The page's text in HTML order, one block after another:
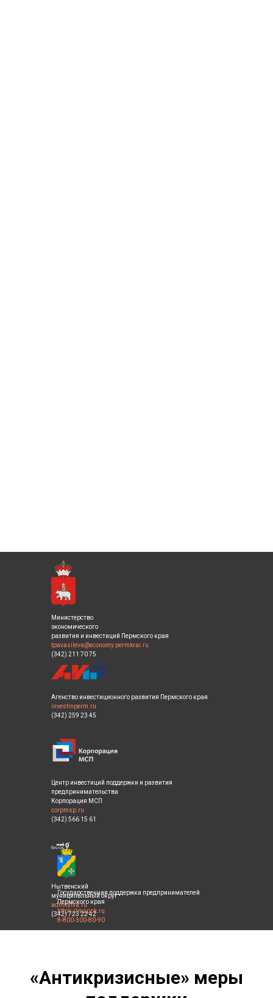
Министерство
экономического
развития и инвестиций Пермского края
tpavasileva@economy.permkrai.ru
(342) 211 70 75
Агенство инвестиционного развития Пермского края
investinperm.ru
(342) 259 23 45
Центр инвестиций поддержки и развития
предпринимательства
Корпорация МСП
corpmsp.ru
(342) 566 15 61
Нытвенский
муниципальный округ
admnytva.ru
(342) 723 22 42
Государственная поддержка предпринимателей
Пермского края
https://msppk.ru
8-800-300-80-90
«Антикризисные» меры